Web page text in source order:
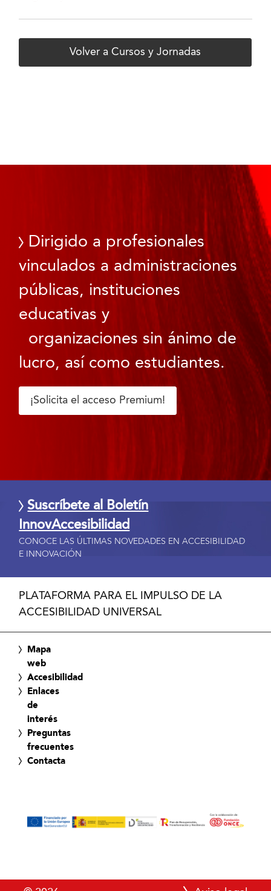
Volver a Cursos y Jornadas
Dirigido a profesionales
vinculados a administraciones
públicas, instituciones
educativas y
organizaciones sin ánimo de
lucro, así como estudiantes.
¡Solicita el acceso Premium!
Suscríbete al Boletín
InnovAccesibilidad
CONOCE LAS ÚLTIMAS NOVEDADES EN ACCESIBILIDAD
E INNOVACIÓN
PLATAFORMA PARA EL IMPULSO DE LA
ACCESIBILIDAD UNIVERSAL
Mapa
web
Accesibilidad
Enlaces
de
interés
Preguntas
frecuentes
Contacta